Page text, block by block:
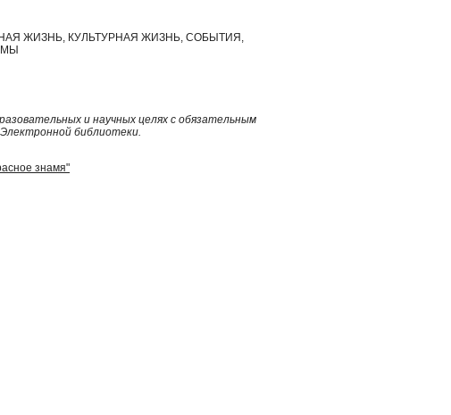
ЖИЗНЬ, КУЛЬТУРНАЯ ЖИЗНЬ, СОБЫТИЯ,
и научных целях с обязательным
библиотеки.
знамя"